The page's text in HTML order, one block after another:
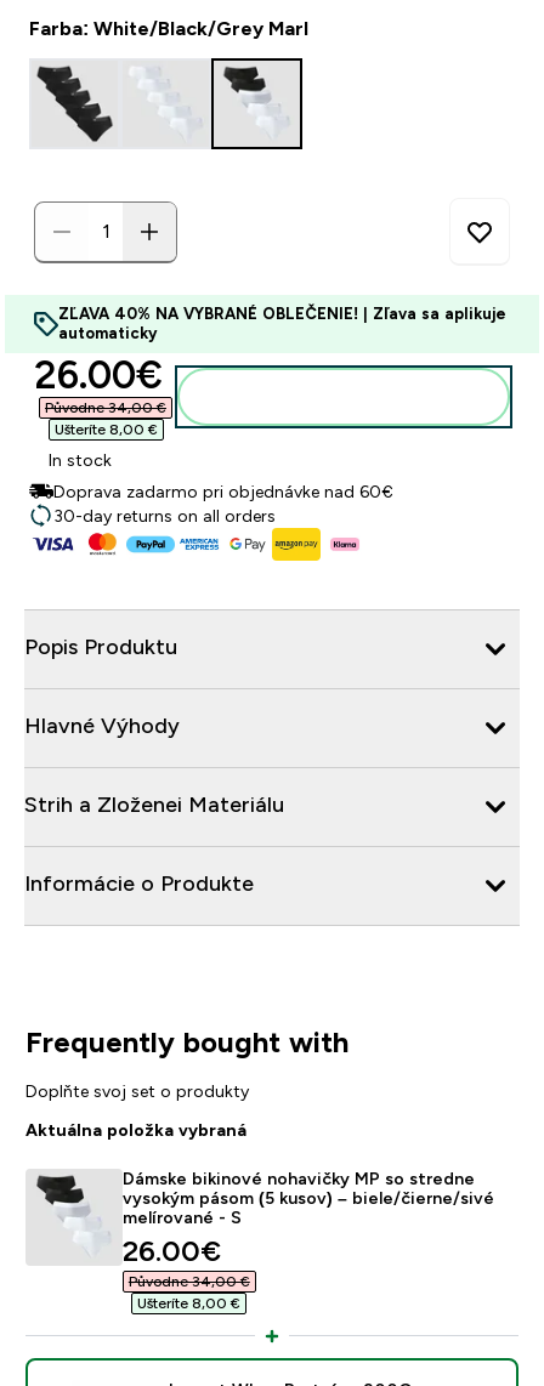
Farba: White/Black/Grey Marl
ZĽAVA 40% NA VYBRANÉ OBLEČENIE! | Zľava sa aplikuje
automaticky
discounted price
26.00€‎
Původne 34,00 €‎
Ušteríte 8,00 €‎
In stock
Doprava zadarmo pri objednávke nad 60€
30-day returns on all orders
Popis Produktu
Hlavné Výhody
Strih a Zloženei Materiálu
Informácie o Produkte
Frequently bought with
Doplňte svoj set o produkty
Aktuálna položka vybraná
Dámske bikinové nohavičky MP so stredne
vysokým pásom (5 kusov) – biele/čierne/sivé
melírované - S
discounted price
26.00€‎
Původne 34,00 €‎
Ušteríte 8,00 €‎